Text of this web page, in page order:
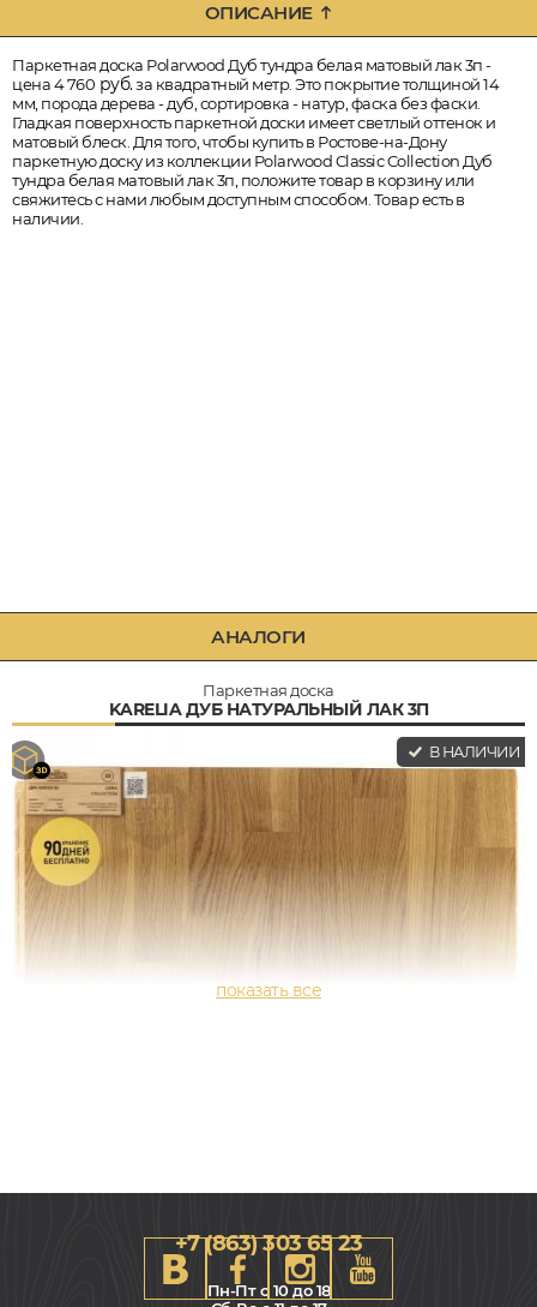
ОПИСАНИЕ
Паркетная доска Polarwood Дуб тундра белая матовый лак 3п -
цена 4 760 руб.за квадратный метр. Это покрытие толщиной 14
мм, порода дерева - дуб, сортировка - натур, фаска без фаски.
Гладкая поверхность паркетной доски имеет светлый оттенок и
матовый блеск. Для того, чтобы купить в Ростове-на-Дону
паркетную доску из коллекции Polarwood Classic Collection Дуб
тундра белая матовый лак 3п, положите товар в корзину или
свяжитесь с нами любым доступным способом. Товар есть в
наличии.
АНАЛОГИ
Паркетная доска
KARELIA ДУБ НАТУРАЛЬНЫЙ ЛАК 3П
В НАЛИЧИИ
+7 (863) 303 65 23
Пн-Пт с 10 до 18